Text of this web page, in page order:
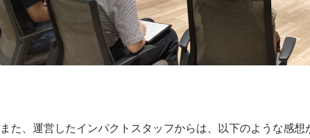
また、運営したインパクトスタッフからは、以下のような感想